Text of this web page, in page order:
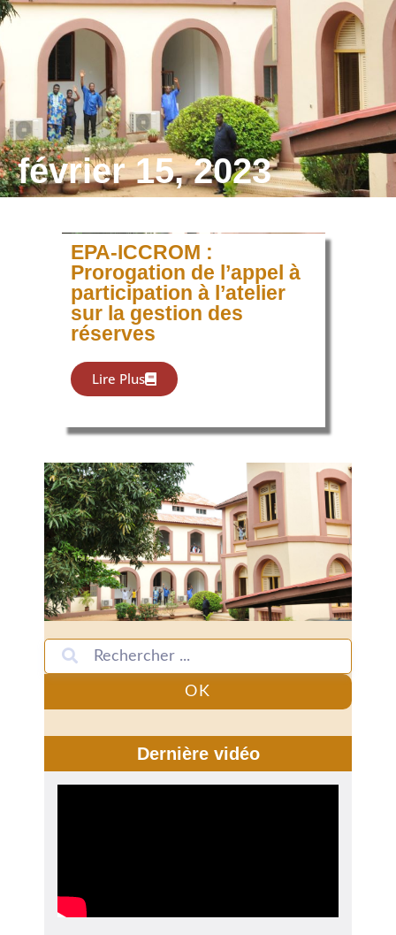
février 15, 2023
EPA-ICCROM :
Prorogation de l’appel à
participation à l’atelier
sur la gestion des
réserves
Lire Plus
OK
Dernière vidéo